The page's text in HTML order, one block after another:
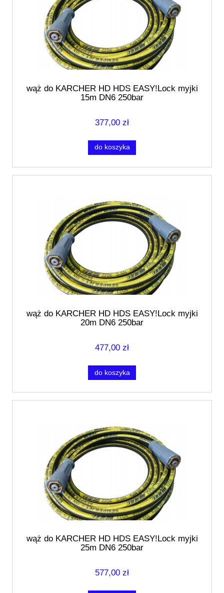
wąż do KARCHER HD HDS EASY!Lock myjki
15m DN6 250bar
377,00 zł
do koszyka
wąż do KARCHER HD HDS EASY!Lock myjki
20m DN6 250bar
477,00 zł
do koszyka
wąż do KARCHER HD HDS EASY!Lock myjki
25m DN6 250bar
577,00 zł